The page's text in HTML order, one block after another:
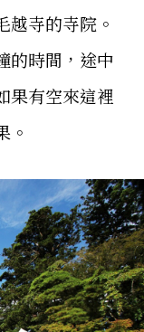
越寺的寺院。
的時間，途中
果有空來這裡
。